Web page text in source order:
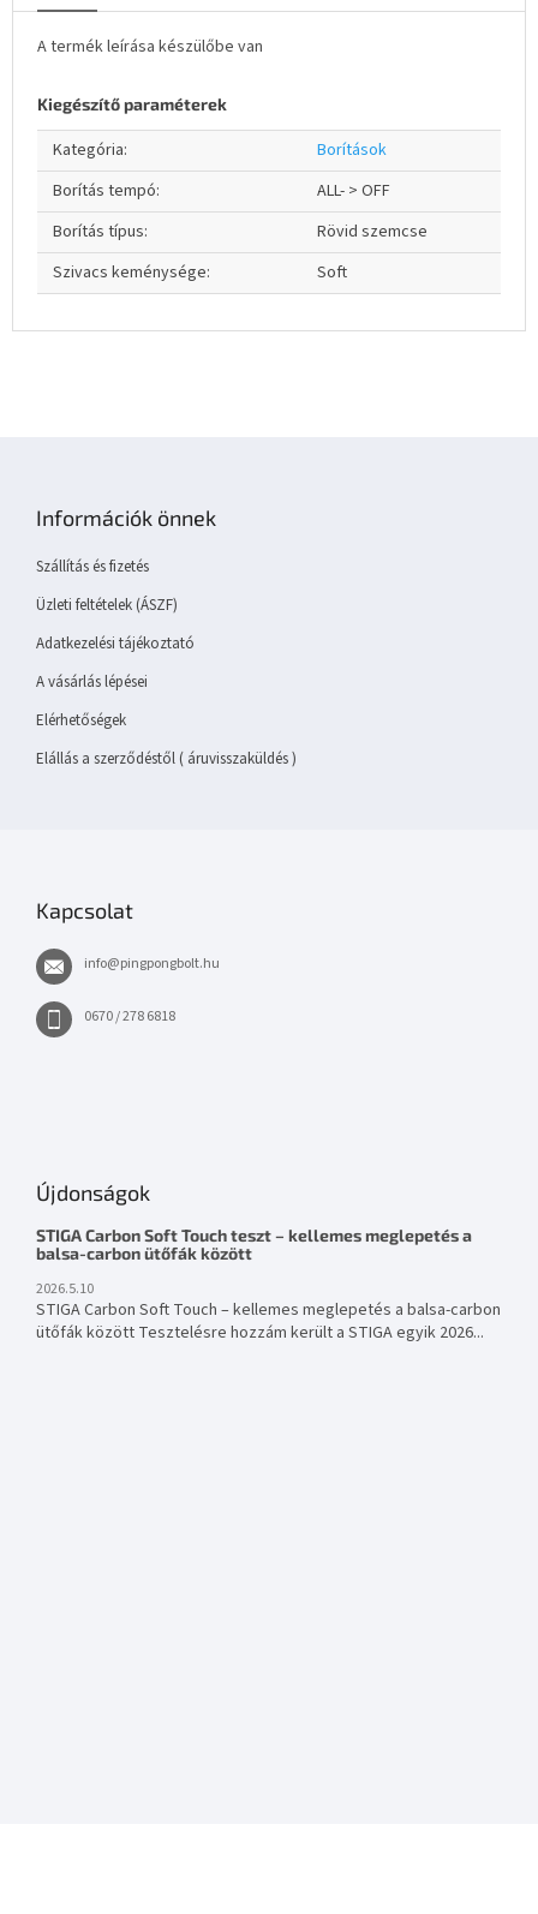
A termék leírása készülőbe van
Kiegészítő paraméterek
Kategória:
Borítások
Borítás tempó:
ALL- > OFF
Borítás típus:
Rövid szemcse
Szivacs keménysége: Soft
Információk önnek
Szállítás és fizetés
Üzleti feltételek (ÁSZF)
Adatkezelési tájékoztató
A vásárlás lépései
Elérhetőségek
Elállás a szerződéstől ( áruvisszaküldés )
Kapcsolat
info@pingpongbolt.hu
0670 / 278 6818
Újdonságok
STIGA Carbon Soft Touch teszt – kellemes meglepetés a
balsa-carbon ütőfák között
2026.5.10
STIGA Carbon Soft Touch – kellemes meglepetés a balsa-carbon
ütőfák között Tesztelésre hozzám került a STIGA egyik 2026...